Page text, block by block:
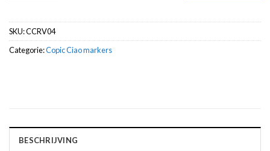
SKU:CCRV04
Categorie:Copic Ciao markers
BESCHRIJVING